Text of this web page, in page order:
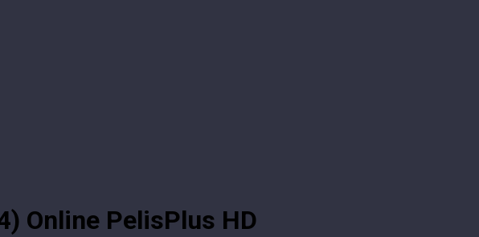
Online PelisPlus HD